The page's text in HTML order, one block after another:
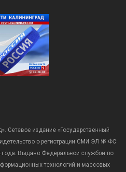
Сетевое издание «Государственный
о регистрации СМИ ЭЛ № ФС
года. Выдано Федеральной службой по
технологий и массовых